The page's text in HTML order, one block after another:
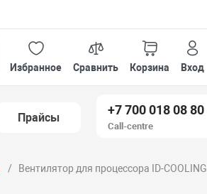
Избранное
Сравнить Корзина Вход
Прайсы
+7 700 018 08 80
Call-centre
Вентилятор для процессора ID-COOLING